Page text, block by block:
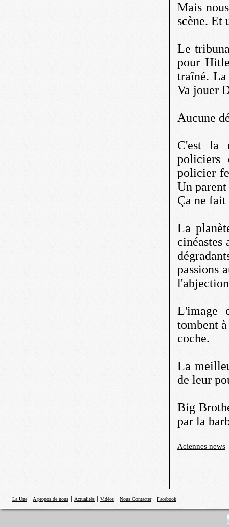
Mais
scène. Et
Le
pour
traîné.
Va jouer
Aucune
C'est la
policiers
policier
Un
Ça ne fait
La
cinéastes
passions
L'image
tombent
coche.
La
de leur
Big
par la
Aciennes news
La Une | A propos de nous | Actualités | Vidéos | Nous Contacter| Facebook |